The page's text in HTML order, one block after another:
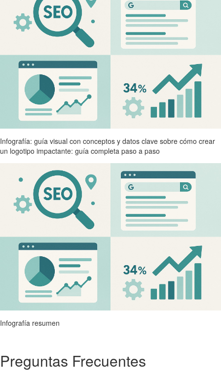
Infografía: guía visual con conceptos y datos clave sobre cómo crear
un logotipo impactante: guía completa paso a paso
Infografía resumen
Preguntas Frecuentes